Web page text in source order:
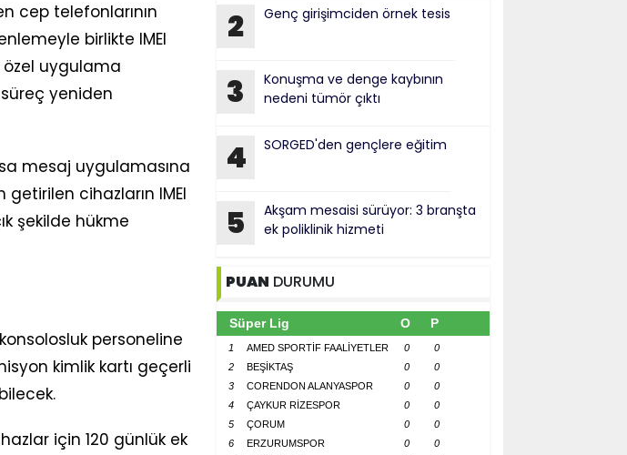
cep telefonlarının
birlikte IMEI
özel uygulama
yeniden
mesaj uygulamasına
getirilen cihazların IMEI
şekilde hükme
personeline
kimlik kartı geçerli
için 120 günlük ek
2 Genç girişimciden örnek tesis
3
Konuşma ve denge kaybının
nedeni tümör çıktı
4 SORGED'den gençlere eğitim
5
Akşam mesaisi sürüyor: 3 branşta
ek poliklinik hizmeti
PUAN DURUMU
Süper Lig O P
1 AMED SPORTİF FAALİYETLER 0
0
2
BEŞİKTAŞ 0
0
3
CORENDON ALANYASPOR 0
0
4
ÇAYKUR RİZESPOR 0
0
5
ÇORUM 0
0
6
ERZURUMSPOR 0
0